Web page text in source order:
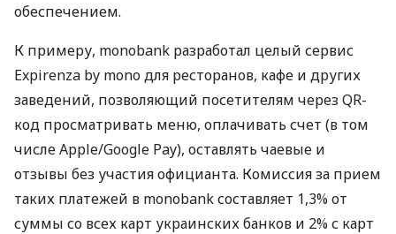
обеспечением.
К примеру, monobank разработал целый сервис
Expirenza by mono для ресторанов, кафе и других
заведений, позволяющий посетителям через QR-
код просматривать меню, оплачивать счет (в том
числе Apple/Google Pay), оставлять чаевые и
отзывы без участия официанта. Комиссия за прием
таких платежей в monobank составляет 1,3% от
суммы со всех карт украинских банков и 2% с карт